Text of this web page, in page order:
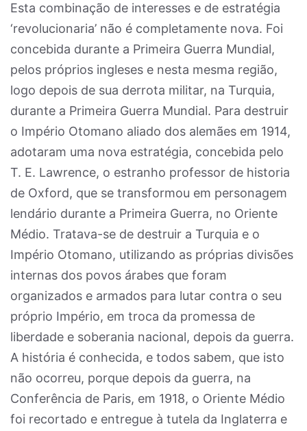
Esta combinação de interesses e de estratégia
‘revolucionaria’ não é completamente nova. Foi
concebida durante a Primeira Guerra Mundial,
pelos próprios ingleses e nesta mesma região,
logo depois de sua derrota militar, na Turquia,
durante a Primeira Guerra Mundial. Para destruir
o Império Otomano aliado dos alemães em 1914,
adotaram uma nova estratégia, concebida pelo
T. E. Lawrence, o estranho professor de historia
de Oxford, que se transformou em personagem
lendário durante a Primeira Guerra, no Oriente
Médio. Tratava-se de destruir a Turquia e o
Império Otomano, utilizando as próprias divisões
internas dos povos árabes que foram
organizados e armados para lutar contra o seu
próprio Império, em troca da promessa de
liberdade e soberania nacional, depois da guerra.
A história é conhecida, e todos sabem, que isto
não ocorreu, porque depois da guerra, na
Conferência de Paris, em 1918, o Oriente Médio
foi recortado e entregue à tutela da Inglaterra e